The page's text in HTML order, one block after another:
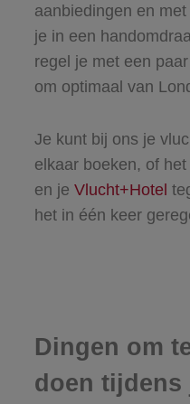
aanbiedingen en
je in een
regel je met een
om optimaal van
Je kunt bij ons je
elkaar boeken, of
en je Vlucht+Hotel
het in één keer
Dingen om
doen tijdens